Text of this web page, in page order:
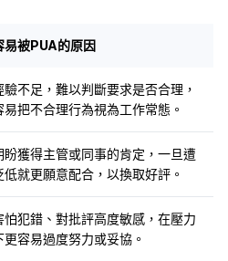
易被PUA的原因
驗不足，難以判斷要求是否合理，
易把不合理行為視為工作常態。
盼獲得主管或同事的肯定，一旦遭
低就更願意配合，以換取好評。
怕犯錯、對批評高度敏感，在壓力
更容易過度努力或妥協。